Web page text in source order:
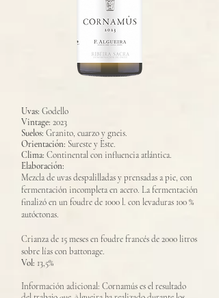
Uvas: Godello
Vintage: 2023
Suelos: Granito, cuarzo y gneis.
Orientación: Sureste y Este.
Clima: Continental con influencia atlántica.
Elaboración:
Mezcla de uvas despalilladas y prensadas a pie, con
fermentación incompleta en acero. La fermentación
finalizó en un foudre de 1000 l. con levaduras 100 %
autóctonas.
Crianza de 15 meses en foudre francés de 2000 litros
sobre lías con battonage.
Vol: 13,5%
Información adicional: Cornamús es el resultado